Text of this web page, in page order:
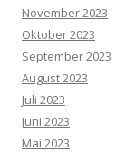
November 2023
Oktober 2023
September 2023
August 2023
Juli 2023
Juni 2023
Mai 2023